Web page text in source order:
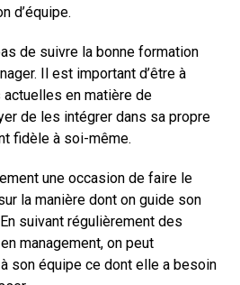
d’équipe.
de suivre la bonne formation
Il est important d’être à
actuelles en matière de
de les intégrer dans sa propre
fidèle à soi-même.
une occasion de faire le
la manière dont on guide son
suivant régulièrement des
management, on peut
son équipe ce dont elle a besoin